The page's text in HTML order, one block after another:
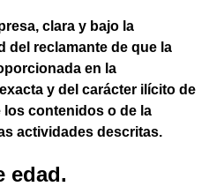
clara y bajo la
del reclamante de que la
en la
y del carácter ilícito de
los contenidos o de la
actividades descritas.
edad.